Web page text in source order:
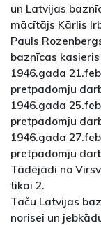
un Latvijas
mācītājs Kārlis
Pauls
baznīcas
1946.gada
pretpadomju
1946.gada
pretpadomju
1946.gada
pretpadomju
Tādējādi no
tikai 2.
Taču Latvijas
norisei un